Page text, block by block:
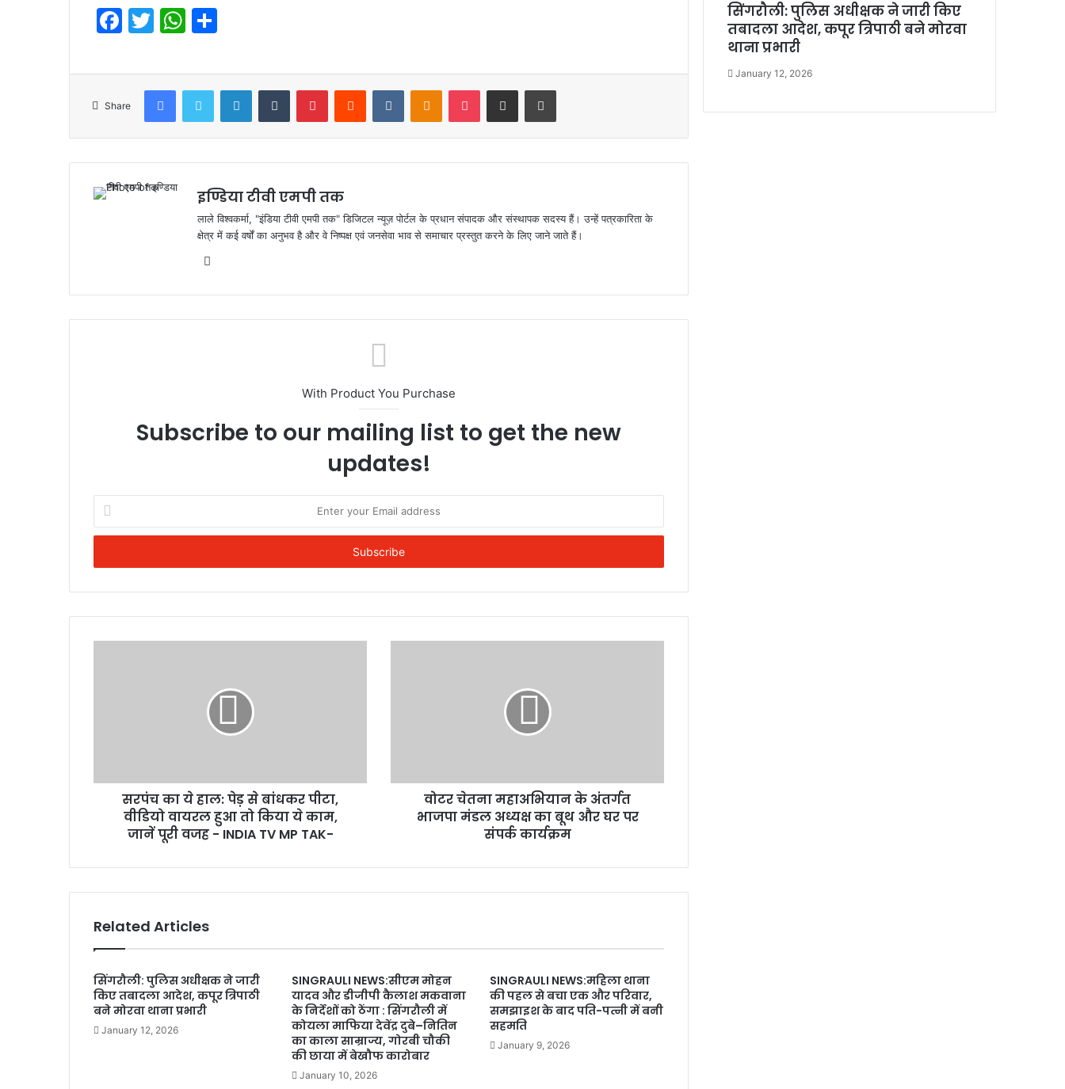
F
c
e
o
o
k
T
itt
er
W
at
s
A
p
p
ar
e
Share
FacebookTwitter LinkedInTumblr PinterestReddit VKontakteOdnoklassniki
Pocket Share via Email Print
इण्डिया टीवी एमपी तक
लाले विश्वकर्मा, "इंडिया टीवी एमपी तक" डिजिटल न्यूज़ पोर्टल के प्रधान संपादक और संस्थापक सदस्य हैं। उन्हें पत्रकारिता के
क्षेत्र में कई वर्षों का अनुभव है और वे निष्पक्ष एवं जनसेवा भाव से समाचार प्रस्तुत करने के लिए जाने जाते हैं।
With Product You Purchase
Subscribe to our mailing list to get the new
updates!
Enter
your
Email
सरपंच का ये हाल: पेड़ से बांधकर पीटा,
वीडियो वायरल हुआ तो किया ये काम,
जानें पूरी वजह - INDIA TV MP TAK-
वोटर चेतना महाअभियान के अंतर्गत
भाजपा मंडल अध्यक्ष का बूथ और घर पर
संपर्क कार्यक्रम
Related Articles
सिंगरौली: पुलिस अधीक्षक ने जारी
किए तबादला आदेश, कपूर त्रिपाठी
बने मोरवा थाना प्रभारी
January 12, 2026
SINGRAULI NEWS:सीएम मोहन
यादव और डीजीपी कैलाश मकवाना
के निर्देशों को ठेंगा : सिंगरौली में
कोयला माफिया देवेंद्र दुबे–नितिन
का काला साम्राज्य, गोरबी चौकी
की छाया में बेखौफ कारोबार
January 10, 2026
SINGRAULI NEWS:महिला थाना
की पहल से बचा एक और परिवार,
समझाइश के बाद पति-पत्नी में बनी
सहमति
January 9, 2026
सिंगरौली: पुलिस अधीक्षक ने जारी किए
तबादला आदेश, कपूर त्रिपाठी बने मोरवा
थाना प्रभारी
January 12, 2026